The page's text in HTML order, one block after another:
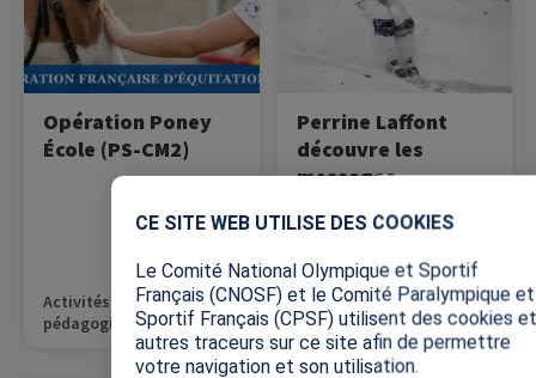
Opération Poney
École (PS-CM2)
Activités
pédagogiques
l’équitation aux élèves
dans un cadre
pédagogique et sécurisé.
Perrine Laffont
découvre les
messages
avant les Jeux de
Milan-Cortina 2026
! (Tous niveaux)
française de ski de
bosses, découvre une
série de messages
d’encouragement qui lui
sont adressés.
CE SITE WEB UTILISE DES COOKIES
Le Comité National Olympique et Sportif
Français (CNOSF) et le Comité Paralympique et
Sportif Français (CPSF) utilisent des cookies et
autres traceurs sur ce site afin de permettre
votre navigation et son utilisation.